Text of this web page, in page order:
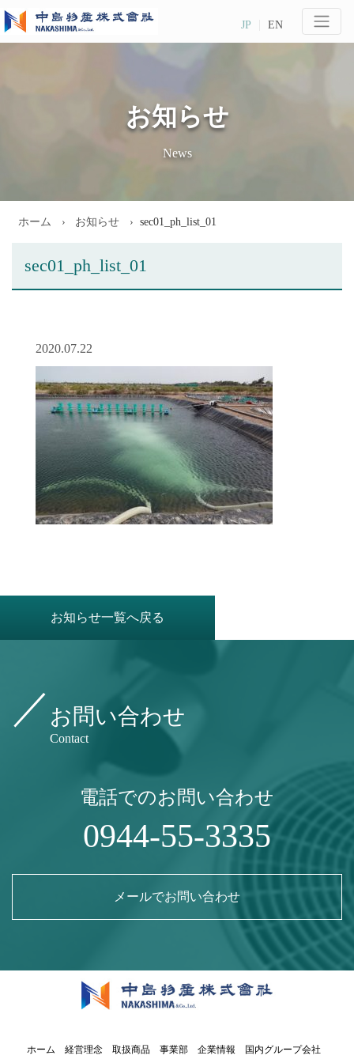
EN
JP
お知らせ
News
ホーム お知らせ sec01_ph_list_01
sec01_ph_list_01
2020.07.22
お知らせ一覧へ戻る
お問い合わせ
Contact
電話でのお問い合わせ
0944-55-3335
メールでお問い合わせ
ホーム 経営理念 取扱商品 事業部 企業情報 国内グループ会社